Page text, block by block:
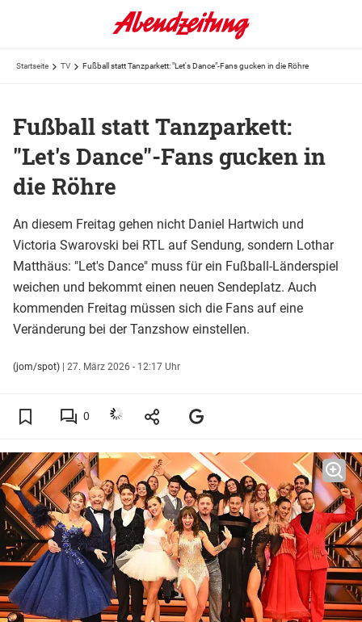
Startseite TV Fußball statt Tanzparkett: "Let's Dance"-Fans gucken in die Röhre
Fußball statt Tanzparkett:
"Let's Dance"-Fans gucken in
die Röhre
An diesem Freitag gehen nicht Daniel Hartwich und
Victoria Swarovski bei RTL auf Sendung, sondern Lothar
Matthäus: "Let's Dance" muss für ein Fußball-Länderspiel
weichen und bekommt einen neuen Sendeplatz. Auch
kommenden Freitag müssen sich die Fans auf eine
Veränderung bei der Tanzshow einstellen.
(jom/spot) | 27. März 2026 - 12:17 Uhr
0